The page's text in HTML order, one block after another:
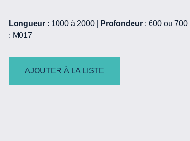
Longueur : 1000 à 2000 | Profondeur : 600 ou 700 |
: M017
AJOUTER À LA LISTE